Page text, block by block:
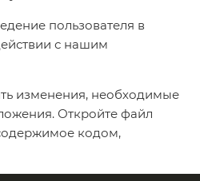
пользователя в
с нашим
изменения, необходимые
Откройте файл
кодом,